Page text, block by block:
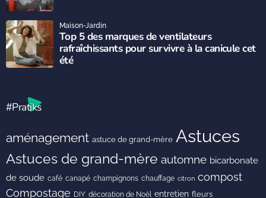
Top 5 des marques de ventilateurs
rafraîchissants pour survivre à la canicule cet
été
Maison-Jardin
#Pratiks
aménagement astuce de grand-mère Astuces
Astuces de grand-mère automne bicarbonate
de soude café canapé champignons chauffage citron compost
Compostage DIY décoration de Noël entretien fleurs